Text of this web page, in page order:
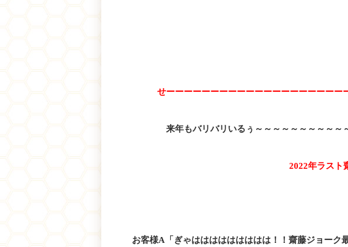
せーーーーーーーーーーーーーーーーーーー
来年もバリバリいるぅ～～～～～～～～～
2022年ラスト
お客様A「ぎゃははははははははは！！齋藤ジョー